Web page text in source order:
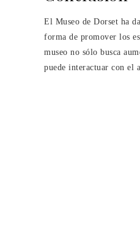
El Museo de Dorset ha
forma de promover los
museo no sólo busca
puede interactuar con el